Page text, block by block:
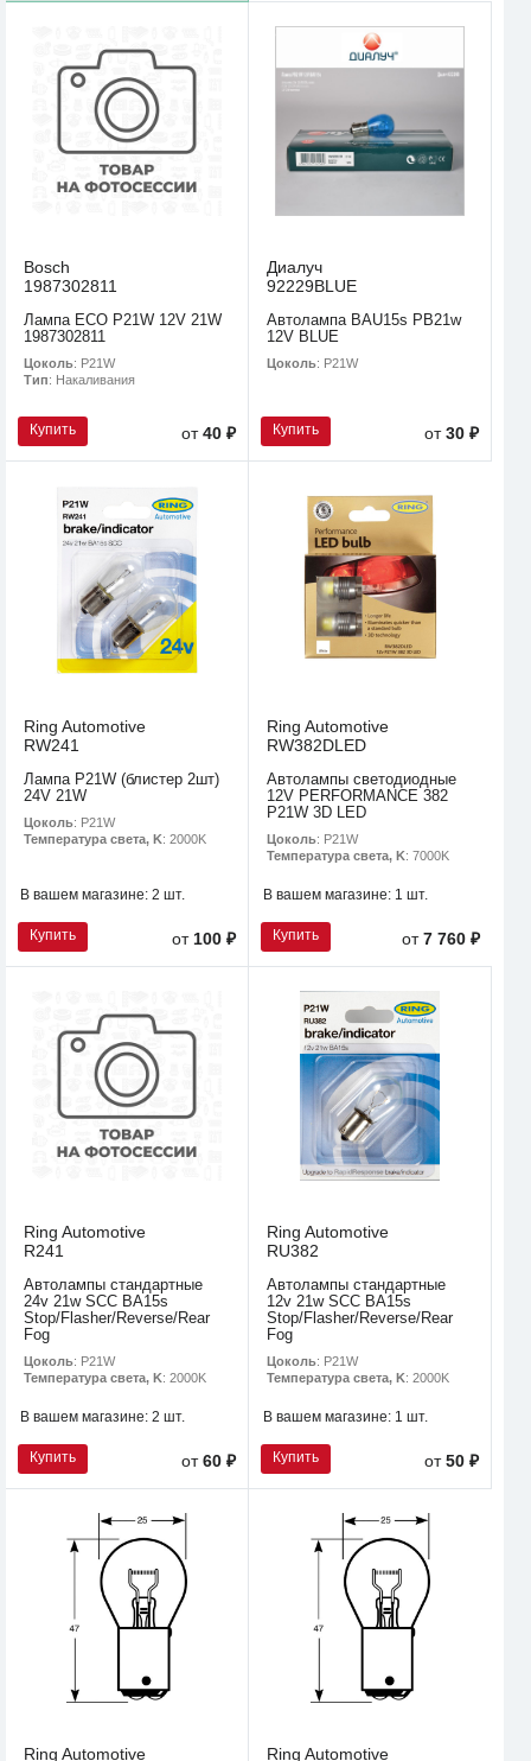
Bosch
1987302811
Лампа ECO P21W 12V 21W
1987302811
Цоколь: P21W
Тип: Накаливания
Купить от40 ₽
Диалуч
92229BLUE
Автолампа BAU15s PB21w
12V BLUE
Цоколь: P21W
Купить от30 ₽
Ring Automotive
RW241
Лампа P21W (блистер 2шт)
24V 21W
Цоколь: P21W
Температура света, K: 2000K
В вашем магазине: 2 шт.
Купить от 100 ₽
Ring Automotive
RW382DLED
Автолампы светодиодные
12V PERFORMANCE 382
P21W 3D LED
Цоколь: P21W
Температура света, K: 7000K
В вашем магазине: 1 шт.
Купить от7 760 ₽
Ring Automotive
R241
Автолампы стандартные
24v 21w SCC BA15s
Stop/Flasher/Reverse/Rear
Fog
Цоколь: P21W
Температура света, K: 2000K
В вашем магазине: 2 шт.
Купить от60 ₽
Ring Automotive
RU382
Автолампы стандартные
12v 21w SCC BA15s
Stop/Flasher/Reverse/Rear
Fog
Цоколь: P21W
Температура света, K: 2000K
В вашем магазине: 1 шт.
Купить от50 ₽
Ring Automotive Ring Automotive